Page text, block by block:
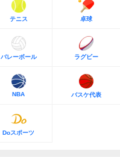
テニス 卓球
バレーボール ラグビー
NBA バスケ代表
Doスポーツ